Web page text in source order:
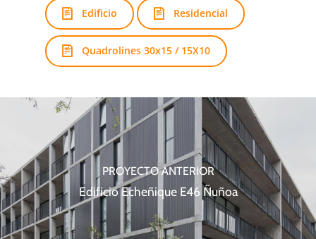
Edificio Residencial
Quadrolines 30x15 / 15X10
PROYECTO ANTERIOR
Edificio Echeñique E46 Ñuñoa